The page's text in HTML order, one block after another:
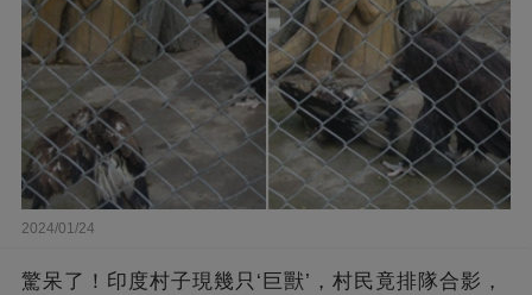
2024/01/24
驚呆了！印度村子現幾只‘巨獸’，村民竟排隊合影，